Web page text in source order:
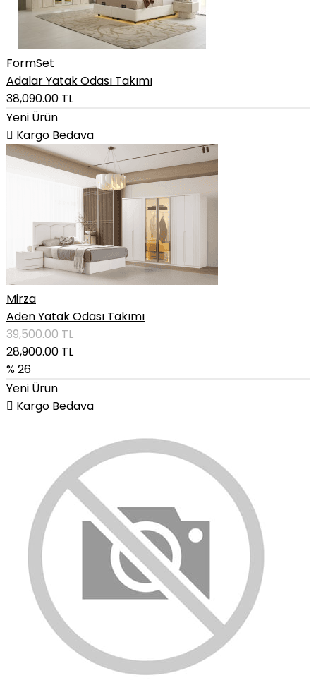
FormSet
Adalar Yatak Odası Takımı
38,090.00 TL
Yeni Ürün
Kargo Bedava
Mirza
Aden Yatak Odası Takımı
39,500.00 TL
28,900.00 TL
% 26
Yeni Ürün
Kargo Bedava